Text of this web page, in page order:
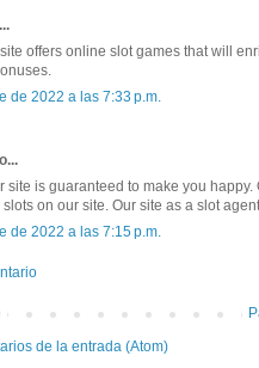
offers online slot games that will
de 2022 a las 7:33 p.m.
site is guaranteed to make you
slots on our site. Our site as a slot
de 2022 a las 7:15 p.m.
de la entrada (Atom)